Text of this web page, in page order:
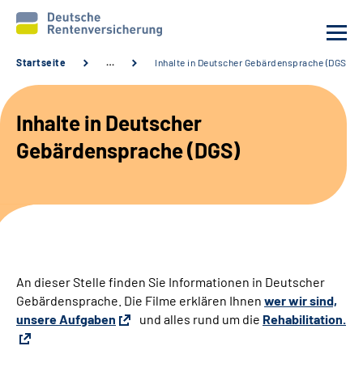
Unsere Kliniken
Behandlungsangebot
Erweiterte Suche
Startseite … Inhalte in Deutscher Gebärdensprache (DGS)
Inhalte in Deutscher
Gebärdensprache (DGS)
An dieser Stelle finden Sie Informationen in Deutscher
Gebärdensprache. Die Filme erklären Ihnen wer wir sind,
unsere Aufgaben
und alles rund um die Rehabilitation.